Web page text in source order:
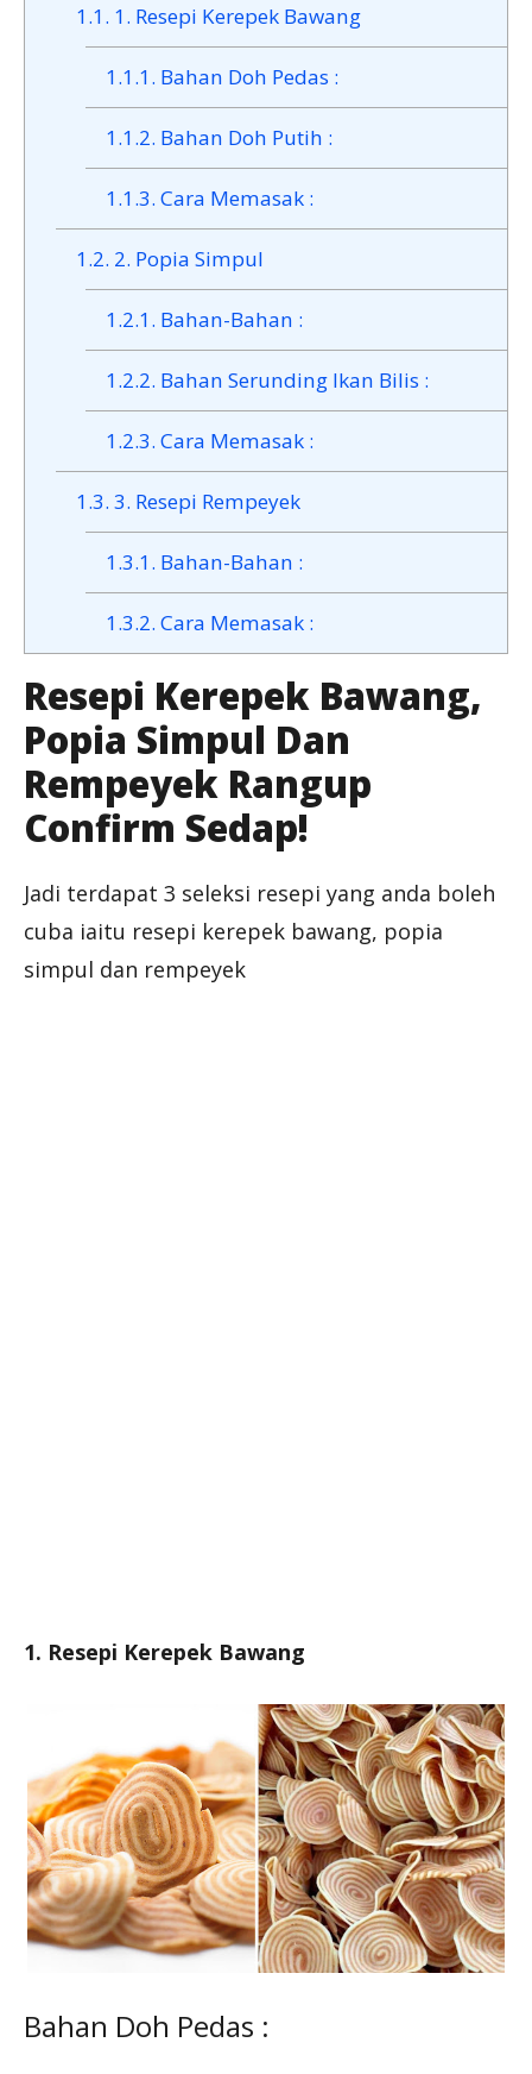
1.1. 1. Resepi Kerepek Bawang
1.1.1. Bahan Doh Pedas :
1.1.2. Bahan Doh Putih :
1.1.3. Cara Memasak :
1.2. 2. Popia Simpul
1.2.1. Bahan-Bahan :
1.2.2. Bahan Serunding Ikan Bilis :
1.2.3. Cara Memasak :
1.3. 3. Resepi Rempeyek
1.3.1. Bahan-Bahan :
1.3.2. Cara Memasak :
Resepi Kerepek Bawang,
Popia Simpul Dan
Rempeyek Rangup
Confirm Sedap!
Jadi terdapat 3 seleksi resepi yang anda boleh
cuba iaitu resepi kerepek bawang, popia
simpul dan rempeyek
1. Resepi Kerepek Bawang
Bahan Doh Pedas :